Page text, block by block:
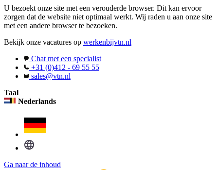
U bezoekt onze site met een verouderde browser. Dit kan ervoor
zorgen dat de website niet optimaal werkt. Wij raden u aan onze site
met een andere browser te bezoeken.
Bekijk onze vacatures op werkenbijvtn.nl
Chat met een specialist
+31 (0)412 - 69 55 55
sales@vtn.nl
Taal
Nederlands
Ga naar de inhoud